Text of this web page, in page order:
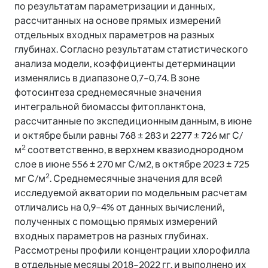
по результатам параметризации и данных,
рассчитанных на основе прямых измерений
отдельных входных параметров на разных
глубинах. Согласно результатам статистического
анализа модели, коэффициенты детерминации
изменялись в диапазоне 0,7–0,74. В зоне
фотосинтеза среднемесячные значения
интегральной биомассы фитопланктона,
рассчитанные по экспедиционным данным, в июне
и октябре были равны 768 ± 283 и 2277 ± 726 мг С/
м2 соответственно, в верхнем квазиоднородном
слое в июне 556 ± 270 мг С/м2, в октябре 2023 ± 725
мг С/м2. Среднемесячные значения для всей
исследуемой акватории по модельным расчетам
отличались на 0,9–4% от данных вычислений,
полученных с помощью прямых измерений
входных параметров на разных глубинах.
Рассмотрены профили концентрации хлорофилла
в отдельные месяцы 2018–2022 гг. и выполнено их